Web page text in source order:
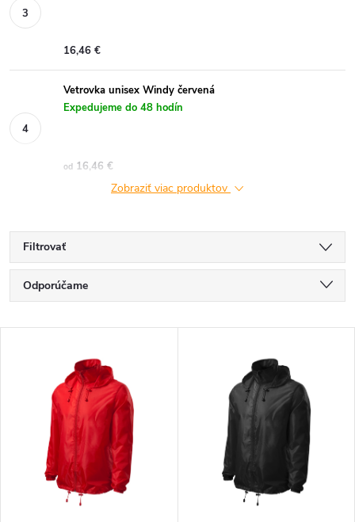
16,46 €
Vetrovka unisex Windy červená
Expedujeme do 48 hodín
od 16,46 €
Zobraziť viac produktov
Filtrovať
R
a
Odporúčame
Najpredávanejšie
Abecedne